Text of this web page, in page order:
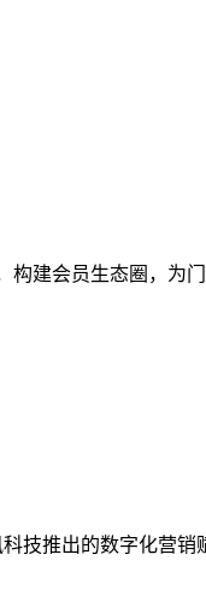
会员生态圈，为门
推出的数字化营销